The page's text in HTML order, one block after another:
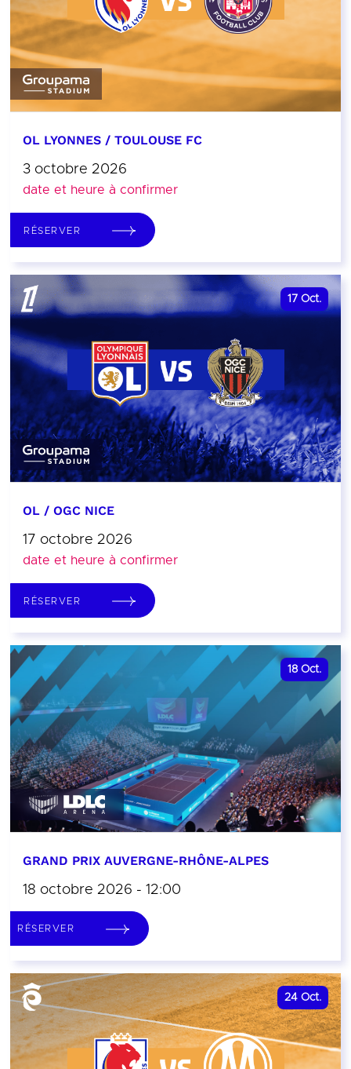
OL LYONNES / TOULOUSE FC
3 octobre 2026
date et heure à confirmer
RÉSERVER
17 Oct.
OL / OGC NICE
17 octobre 2026
date et heure à confirmer
RÉSERVER
18 Oct.
GRAND PRIX AUVERGNE-RHÔNE-ALPES
18 octobre 2026 - 12:00
RÉSERVER
24 Oct.